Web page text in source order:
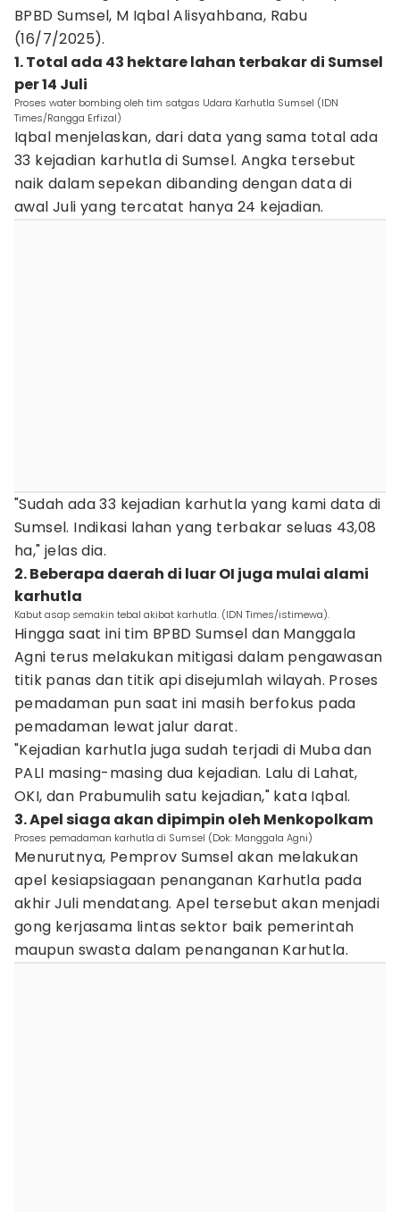
BPBD Sumsel, M Iqbal Alisyahbana, Rabu
(16/7/2025).
1. Total ada 43 hektare lahan terbakar di Sumsel
per 14 Juli
Proses water bombing oleh tim satgas Udara Karhutla Sumsel (IDN
Times/Rangga Erfizal)
Iqbal menjelaskan, dari data yang sama total ada
33 kejadian karhutla di Sumsel. Angka tersebut
naik dalam sepekan dibanding dengan data di
awal Juli yang tercatat hanya 24 kejadian.
"Sudah ada 33 kejadian karhutla yang kami data di
Sumsel. Indikasi lahan yang terbakar seluas 43,08
ha," jelas dia.
2. Beberapa daerah di luar OI juga mulai alami
karhutla
Kabut asap semakin tebal akibat karhutla. (IDN Times/istimewa).
Hingga saat ini tim BPBD Sumsel dan Manggala
Agni terus melakukan mitigasi dalam pengawasan
titik panas dan titik api disejumlah wilayah. Proses
pemadaman pun saat ini masih berfokus pada
pemadaman lewat jalur darat.
"Kejadian karhutla juga sudah terjadi di Muba dan
PALI masing-masing dua kejadian. Lalu di Lahat,
OKI, dan Prabumulih satu kejadian," kata Iqbal.
3. Apel siaga akan dipimpin oleh Menkopolkam
Proses pemadaman karhutla di Sumsel (Dok: Manggala Agni)
Menurutnya, Pemprov Sumsel akan melakukan
apel kesiapsiagaan penanganan Karhutla pada
akhir Juli mendatang. Apel tersebut akan menjadi
gong kerjasama lintas sektor baik pemerintah
maupun swasta dalam penanganan Karhutla.